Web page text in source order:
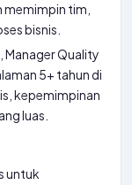
tim,
bisnis.
Manager Quality
5+ tahun di
kepemimpinan
luas.
untuk